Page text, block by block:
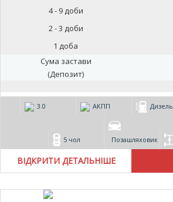
4 - 9 доби
2 - 3 доби
1 доба
Сума застави
(Депозит)
3.0 АКПП Дизель
5 чол Позашляховик
ВІДКРИТИ ДЕТАЛЬНІШЕ